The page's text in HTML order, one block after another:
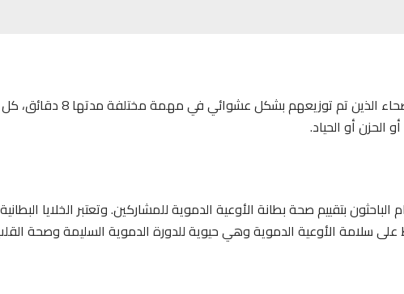
وشملت الدراسة 280 من البالغين الأصحاء الذين تم توزيعهم بشكل
أو الحياد.
بتقييم صحة بطانة الأوعية الدموية للمشاركين. وتعتبر الخلايا
على سلامة الأوعية الدموية وهي حيوية للدورة الدموية السليمة وصحة